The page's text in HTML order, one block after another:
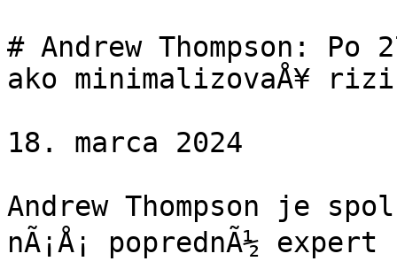
# Andrew Thompson:
ako minimalizovaÅ¥
18. marca 2024
Andrew Thompson je
nÃ¡Å¡ poprednÃ½